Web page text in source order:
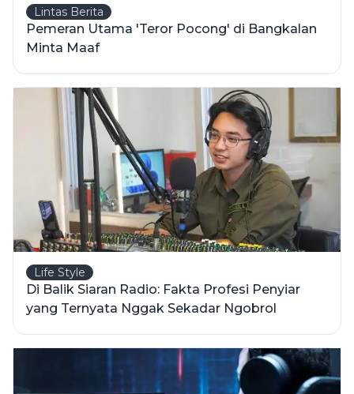
Lintas Berita
Pemeran Utama 'Teror Pocong' di Bangkalan
Minta Maaf
Life Style
Di Balik Siaran Radio: Fakta Profesi Penyiar
yang Ternyata Nggak Sekadar Ngobrol